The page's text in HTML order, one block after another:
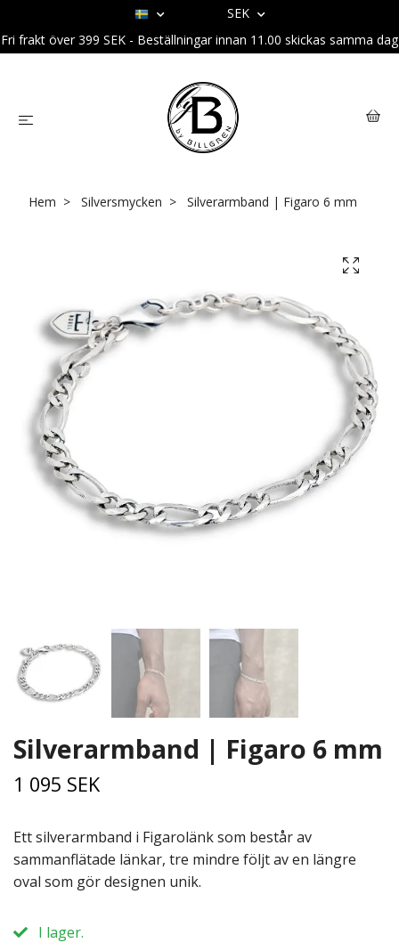
SEK
Fri frakt över 399 SEK - Beställningar innan 11.00 skickas samma dag
Hem Silversmycken Silverarmband | Figaro 6 mm
Silverarmband | Figaro 6 mm
1 095 SEK
Ett silverarmband i Figarolänk som består av
sammanflätade länkar, tre mindre följt av en längre
oval som gör designen unik.
I lager.